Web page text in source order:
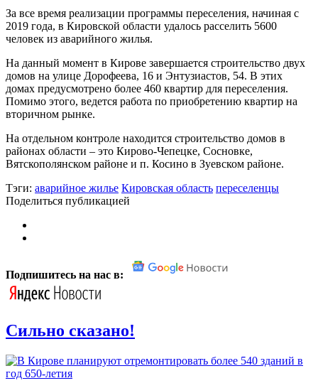
За все время реализации программы переселения, начиная с
2019 года, в Кировской области удалось расселить 5600
человек из аварийного жилья.
На данный момент в Кирове завершается строительство двух
домов на улице Дорофеева, 16 и Энтузиастов, 54. В этих
домах предусмотрено более 460 квартир для переселения.
Помимо этого, ведется работа по приобретению квартир на
вторичном рынке.
На отдельном контроле находится строительство домов в
районах области – это Кирово-Чепецке, Сосновке,
Вятскополянском районе и п. Косино в Зуевском районе.
Тэги: аварийное жилье Кировская область переселенцы
Поделиться публикацией
Подпишитесь на нас в:
Сильно сказано!